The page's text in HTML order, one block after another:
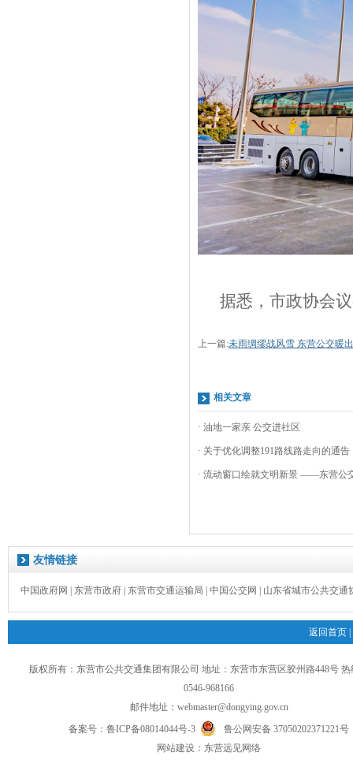
据悉，市政协会
上一篇:未雨绸缪战风雪 东营公交暖
相关文章
· 油地一家亲 公交进社区
· 关于优化调整191路线路走向的通告
· 流动窗口绘就文明新景 ——东营公
友情链接
中国政府网 东营市政府 东营市交通运输局 中国公交网 山东省城市公共交通
返回首页
版权所有：东营市公共交通集团有限公司 地址：东营市东营区胶州路448号
0546-968166
邮件地址： webmaster@dongying.gov.cn
备案号： 鲁ICP备08014044号-3
鲁公网安备 37050202371221号
网站建设： 东营远见网络